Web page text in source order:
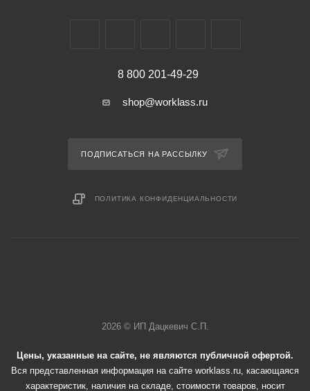
8 800 201-49-29
shop@worklass.ru
ПОДПИСАТЬСЯ НА РАССЫЛКУ
ПОЛИТИКА КОНФИДЕНЦИАЛЬНОСТИ
2026 © ИП Дацкевич С.П.
Цены, указанные на сайте, не являются публичной офертой.
Вся представленная информация на сайте worklass.ru, касающаяся
характеристик, наличия на складе, стоимости товаров, носит